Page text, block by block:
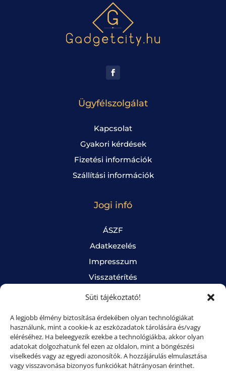
Süti tájékoztató!
A legjobb élmény biztosítása érdekében olyan technológiákat
használunk, mint a cookie-k az eszközadatok tárolására és/vagy
eléréséhez. Ha beleegyezik ezekbe a technológiákba, akkor olyan
adatokat dolgozhatunk fel ezen az oldalon, mint a böngészési
viselkedés vagy az egyedi azonosítók. A hozzájárulás elmulasztása
vagy visszavonása bizonyos funkciókat hátrányosan érinthet.
Ügyfélszolgálat
Kapcsolat
Gyakori kérdések
Fizetési információk
Szállítási információk
Jogi infó
ÁSZF
Adatkezelés
Impresszum
Visszatérítés
Süti tájékoztató
Online fizetés
Bankkártyás fizetés Barionnal.
Nem kötelező regisztrálni!